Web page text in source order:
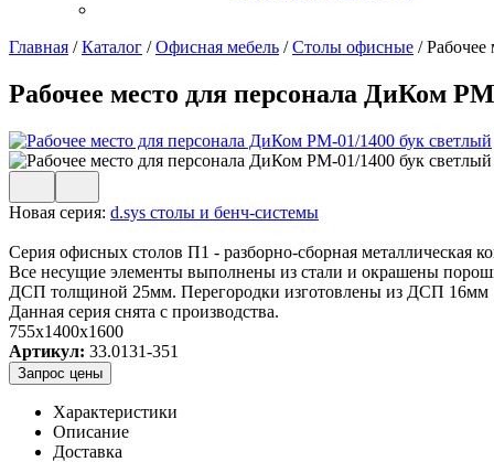
Главная /Каталог /Офисная мебель /Столы офисные /
Рабочее место для персонала ДиКом
Новая серия: d.sys столы и бенч-системы
Серия офисных столов П1 - разборно-сборная металлическая
Все несущие элементы выполнены из стали и окрашены
ДСП толщиной 25мм. Перегородки изготовлены из ДСП 16мм
Данная серия снята с производства.
755x1400x1600
Артикул: 33.0131-351
Запрос цены
Характеристики
Описание
Доставка